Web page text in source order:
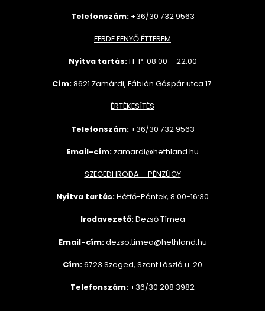
Telefonszám: +36/30 732 9563
FERDE FENYŐ ÉTTEREM
Nyitva tartás:H-P: 08:00 – 22:00
Cím:8621 Zamárdi, Fábián Gáspár utca 17.
ÉRTÉKESÍTÉS
Telefonszám: +36/30 7329563
Email-cím: zamardi@hethland.hu
SZEGEDI IRODA – PÉNZÜGY
Nyitva tartás:Hétfő-Péntek, 8:00-16:30
Irodavezető:Dezső Tímea
Email-cím: dezso.timea@hethland.hu
Cím:6723 Szeged, Szent László u. 20
Telefonszám: +36/30 208 3982